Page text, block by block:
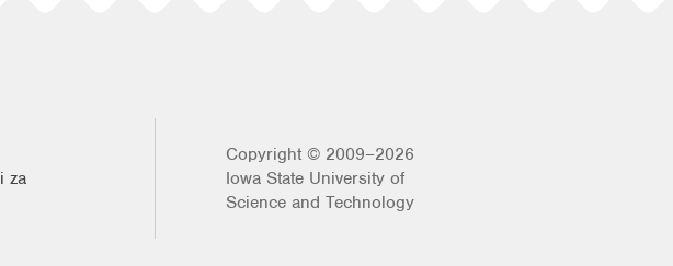
za
Copyright © 2009–2026
Iowa State University of
Science and Technology